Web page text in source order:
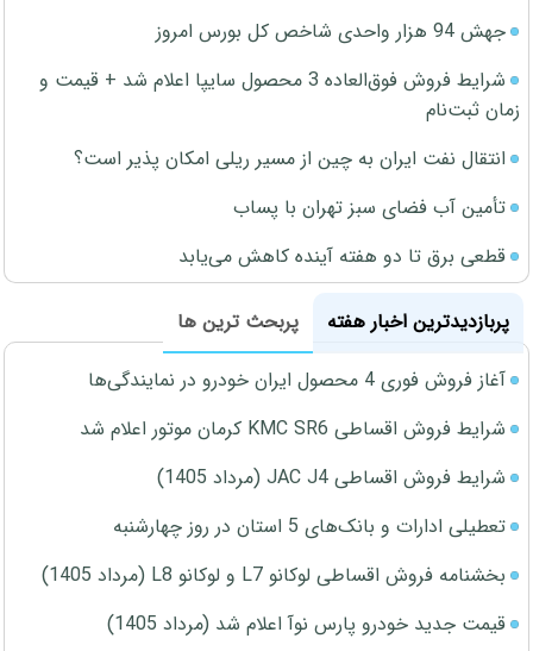
جهش 94 هزار واحدی شاخص کل بورس امروز
شرایط فروش فوق‌العاده 3 محصول سایپا اعلام شد + قیمت و
زمان ثبت‌نام
انتقال نفت ایران به چین از مسیر ریلی امکان پذیر است؟
تأمین آب فضای سبز تهران با پساب
قطعی برق تا دو هفته آینده کاهش می‌یابد
پربازدیدترین اخبار هفته
پربحث ترین ها
آغاز فروش فوری 4 محصول ایران خودرو در نمایندگی‌ها
شرایط فروش اقساطی KMC SR6 کرمان موتور اعلام شد
شرایط فروش اقساطی JAC J4 (مرداد 1405)
تعطیلی ادارات و بانک‌های 5 استان در روز چهارشنبه
بخشنامه فروش اقساطی لوکانو L7 و لوکانو L8 (مرداد 1405)
قیمت جدید خودرو پارس نوآ اعلام شد (مرداد 1405)